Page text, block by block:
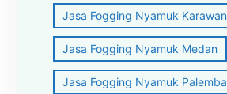
Jasa Fogging Nyamuk
Jasa Fogging Nyamuk Medan
Jasa Fogging Nyamuk